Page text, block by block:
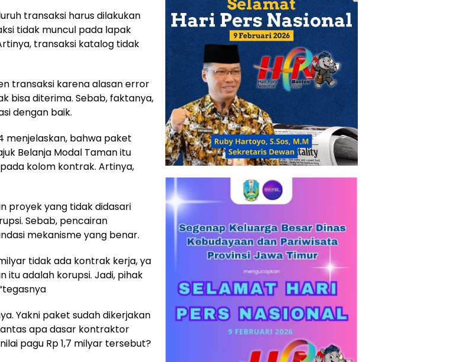
transaksi harus dilakukan
tidak muncul pada lapak
transaksi katalog tidak
transaksi karena alasan error
bisa diterima. Sebab, faktanya,
dengan baik.
menjelaskan, bahwa paket
Belanja Modal Taman itu
kolom kontrak. Artinya,
proyek yang tidak didasari
Sebab, pencairan
mekanisme yang benar.
tidak ada kontrak kerja, ya
itu adalah korupsi. Jadi, pihak
Yakni paket sudah dikerjakan
apa dasar kontraktor
pagu Rp 1,7 milyar tersebut?